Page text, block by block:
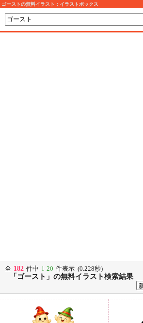
ゴーストの無料イラスト：イラストボックス
全 182 件中 1-20 件表示 (0.228秒)
「ゴースト」の無料イラスト検索結果